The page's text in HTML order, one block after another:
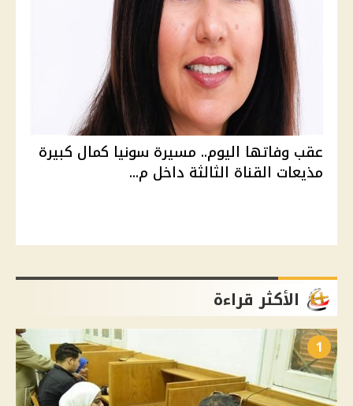
عقب وفاتها اليوم.. مسيرة سونيا كمال كبيرة
مذيعات القناة الثالثة داخل م...
الأكثر قراءة
1